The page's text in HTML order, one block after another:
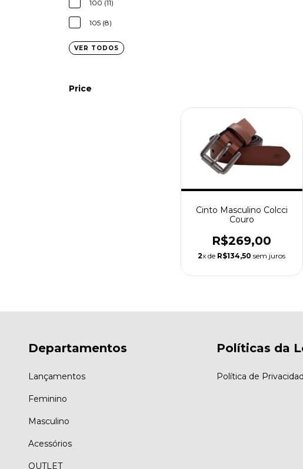
100 (11)
105 (8)
VER TODOS
Price
Cinto Masculino Colcci
Couro
R$269,00
2x de R$134,50 sem juros
Departamentos
Lançamentos
Feminino
Masculino
Acessórios
OUTLET
Políticas da
Política de